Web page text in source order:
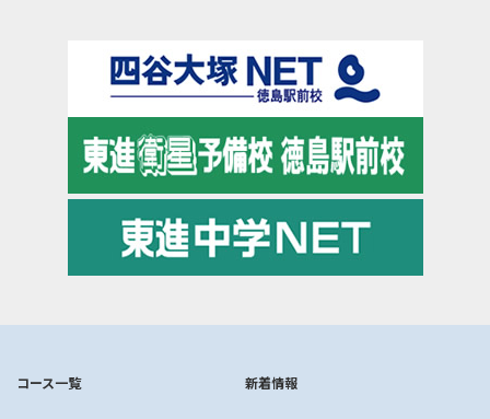
コース一覧 新着情報